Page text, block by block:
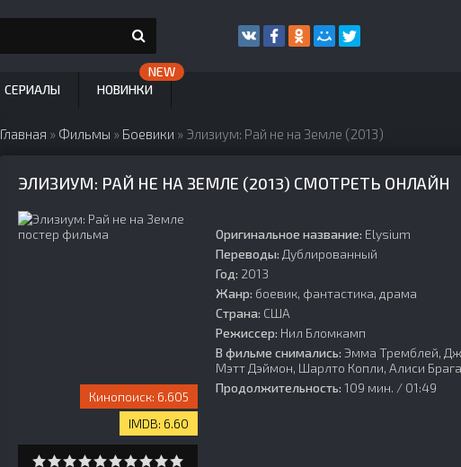
Главная » Фильмы » Боевики » Элизиум: Рай не на Земле (2013)
ЭЛИЗИУМ: РАЙ НЕ НА ЗЕМЛЕ (2013) СМОТРЕТЬ ОНЛАЙН
6.605
6.60
Оригинальное название: Elysium
Переводы: Дублированный
Год: 2013
Жанр: боевик, фантастика, драма
Страна: США
Режиссер: Нил Бломкамп
В фильме снимались: Эмма Тремблей,
Мэтт Дэймон, Шарлто Копли, Алиси Брага
Продолжительность: 109 мин. / 01:49
СЕРИАЛЫ НОВИНКИ